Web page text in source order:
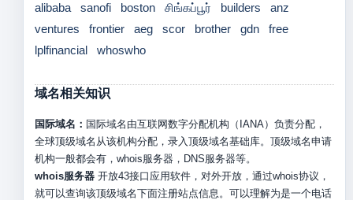
alibaba sanofi boston சிங்கப்பூர் builders
anz
ventures
frontier aeg scor brother gdn
free
lplfinancial
whoswho
域名相关知识
国际域名： 国际域名由互联网数字分配机构（IANA）负责分配，
全球顶级域名从该机构分配，录入顶级域名基础库。顶级域名申请
机构一般都会有，whois服务器，DNS服务器等。
whois服务器开放43接口应用软件，对外开放，通过whois协议，
就可以查询该顶级域名下面注册站点信息。可以理解为是一个电话